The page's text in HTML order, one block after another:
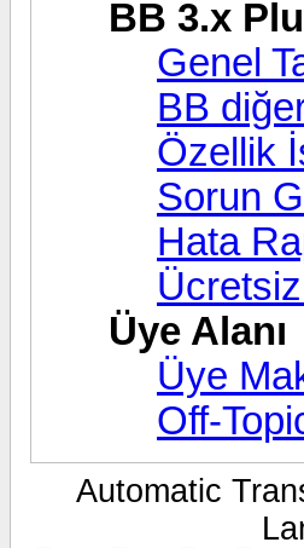
BB 3.x
Genel
BB
Özellik
Sorun
Hata
Üye Alanı
Üye
Off-
Automatic